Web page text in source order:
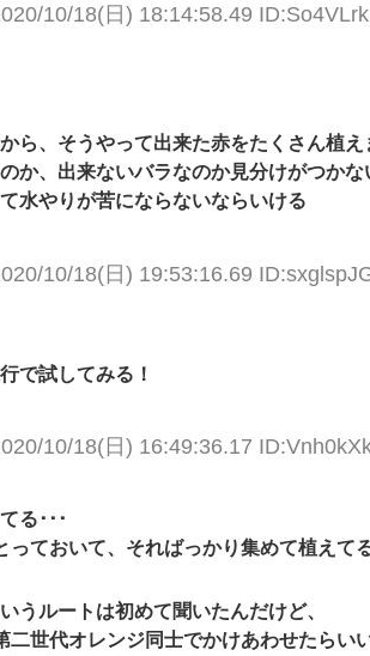
10/18(日) 18:14:58.49
ら、そうやって出来た赤をたくさん植え
か、出来ないバラなのか見分けがつか
水やりが苦にならないならいける
10/18(日) 19:53:16.69
で試してみる！
10/18(日) 16:49:36.17
る･･･
っておいて、そればっかり集めて植えて
うルートは初めて聞いたんだけど、
二世代オレンジ同士でかけあわせたらい